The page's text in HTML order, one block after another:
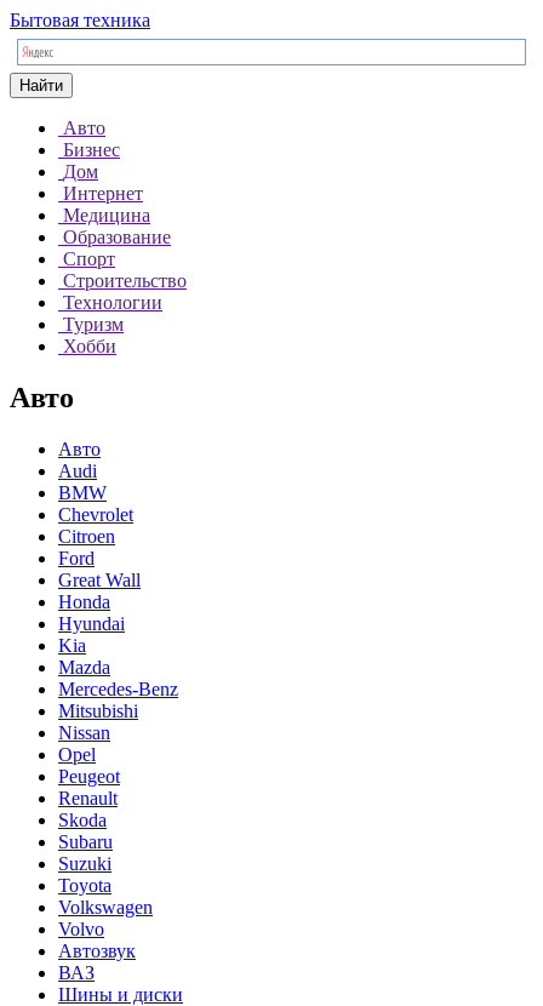
Бытовая техника
Найти
Авто
Бизнес
Дом
Интернет
Медицина
Образование
Спорт
Строительство
Технологии
Туризм
Хобби
Авто
Авто
Audi
BMW
Chevrolet
Citroen
Ford
Great Wall
Honda
Hyundai
Kia
Mazda
Mercedes-Benz
Mitsubishi
Nissan
Opel
Peugeot
Renault
Skoda
Subaru
Suzuki
Toyota
Volkswagen
Volvo
Автозвук
ВАЗ
Шины и диски